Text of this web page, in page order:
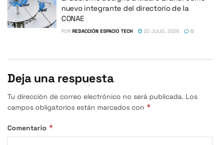
nuevo integrante del directorio de la
CONAE
POR REDACCIÓN ESPACIO TECH 22 JULIO, 2026 0
Deja una respuesta
Tu dirección de correo electrónico no será publicada. Los
campos obligatorios están marcados con *
Comentario *